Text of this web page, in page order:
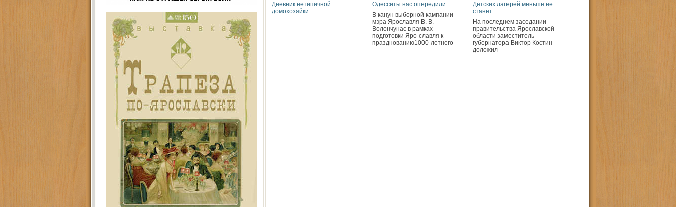
Дневник нетипичной
домохозяйки
Одесситы нас опередили
В канун выборной кампании
мэра Ярославля В. В.
Волончунас в рамках
подготовки Яро-славля к
празднованию1000-летнего
Детских лагерей меньше не
станет
На последнем заседании
правительства Ярославской
области заместитель
губернатора Виктор Костин
доложил